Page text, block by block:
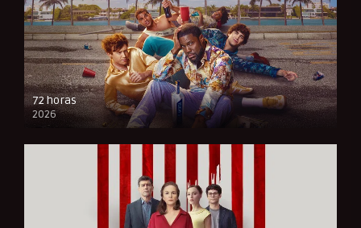
72 horas
2026
FULL HD